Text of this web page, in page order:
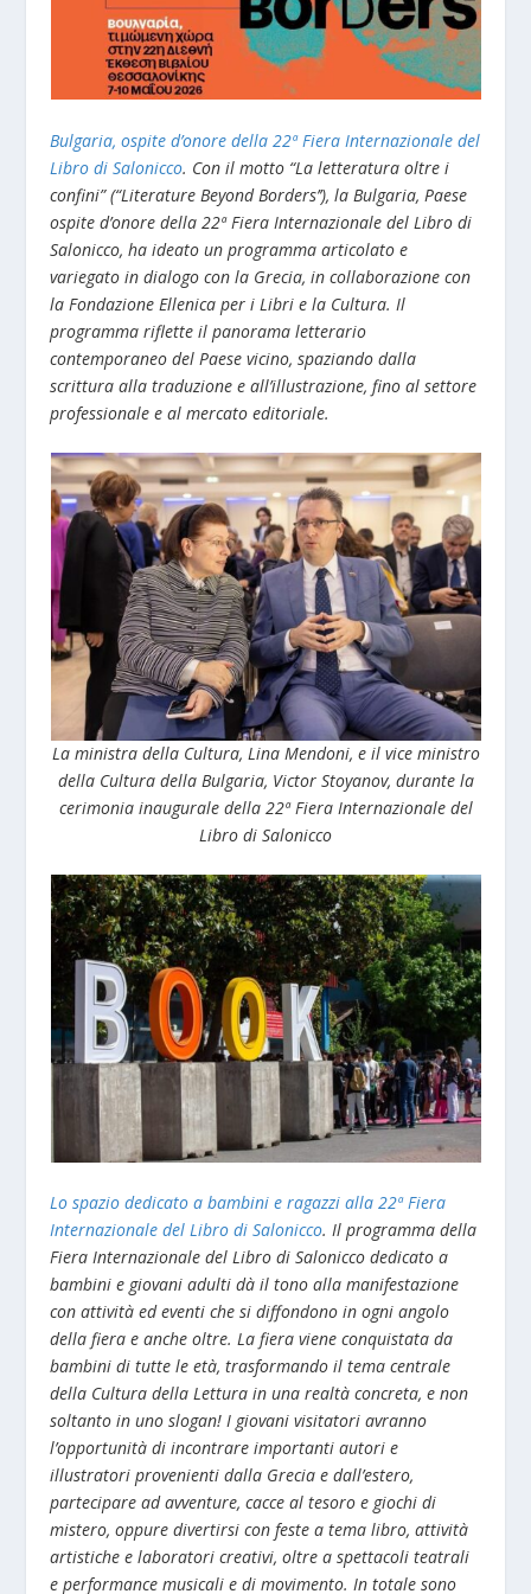
Bulgaria, ospite d’onore della 22ª Fiera Internazionale del
Libro di Salonicco. Con il motto “La letteratura oltre i
confini” (“Literature Beyond Borders’’), la Bulgaria, Paese
ospite d’onore della 22ª Fiera Internazionale del Libro di
Salonicco, ha ideato un programma articolato e
variegato in dialogo con la Grecia, in collaborazione con
la Fondazione Ellenica per i Libri e la Cultura. Il
programma riflette il panorama letterario
contemporaneo del Paese vicino, spaziando dalla
scrittura alla traduzione e all’illustrazione, fino al settore
professionale e al mercato editoriale.
La ministra della Cultura, Lina Mendoni, e il vice ministro
della Cultura della Bulgaria, Victor Stoyanov, durante la
cerimonia inaugurale della 22ª Fiera Internazionale del
Libro di Salonicco
Lo spazio dedicato a bambini e ragazzi alla 22ª Fiera
Internazionale del Libro di Salonicco. Il programma della
Fiera Internazionale del Libro di Salonicco dedicato a
bambini e giovani adulti dà il tono alla manifestazione
con attività ed eventi che si diffondono in ogni angolo
della fiera e anche oltre. La fiera viene conquistata da
bambini di tutte le età, trasformando il tema centrale
della Cultura della Lettura in una realtà concreta, e non
soltanto in uno slogan! I giovani visitatori avranno
l’opportunità di incontrare importanti autori e
illustratori provenienti dalla Grecia e dall’estero,
partecipare ad avventure, cacce al tesoro e giochi di
mistero, oppure divertirsi con feste a tema libro, attività
artistiche e laboratori creativi, oltre a spettacoli teatrali
e performance musicali e di movimento. In totale sono